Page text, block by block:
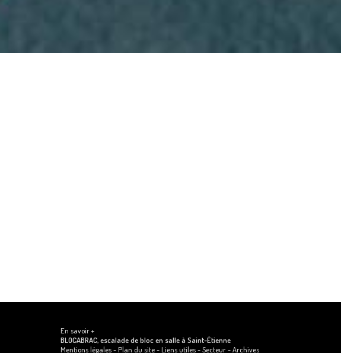
En savoir +
BLOCABRAC, escalade de bloc en salleà Saint-Étienne
Mentions légales-Plan du site-Liens utiles-Secteur-Archives